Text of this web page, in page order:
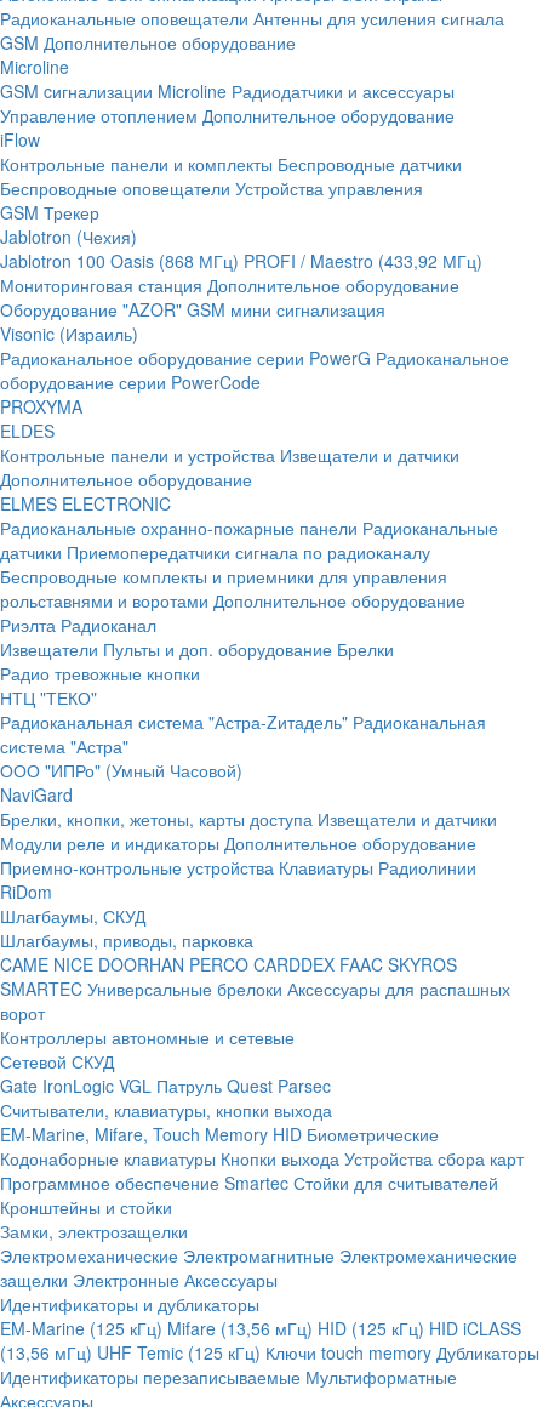
Радиоканальные оповещатели Антенны для усиления сигнала
GSM Дополнительное оборудование
Microline
GSM cигнализации Microline Радиодатчики и аксессуары
Управление отоплением Дополнительное оборудование
iFlow
Контрольные панели и комплекты Беспроводные датчики
Беспроводные оповещатели Устройства управления
GSM Трекер
Jablotron (Чехия)
Jablotron 100 Oasis (868 МГц) PROFI / Maestro (433,92 МГц)
Мониторинговая станция Дополнительное оборудование
Оборудование "AZOR" GSM мини сигнализация
Visonic (Израиль)
Радиоканальное оборудование серии PowerG Радиоканальное
оборудование серии PowerCode
PROXYMA
ELDES
Контрольные панели и устройства Извещатели и датчики
Дополнительное оборудование
ELMES ELECTRONIC
Радиоканальные охранно-пожарные панели Радиоканальные
датчики Приемопередатчики сигнала по радиоканалу
Беспроводные комплекты и приемники для управления
рольставнями и воротами Дополнительное оборудование
Риэлта Радиоканал
Извещатели Пульты и доп. оборудование Брелки
Радио тревожные кнопки
НТЦ "ТЕКО"
Радиоканальная система "Астра-Zитадель" Радиоканальная
система "Астра"
ООО "ИПРо" (Умный Часовой)
NaviGard
Брелки, кнопки, жетоны, карты доступа Извещатели и датчики
Модули реле и индикаторы Дополнительное оборудование
Приемно-контрольные устройства Клавиатуры Радиолинии
RiDom
Шлагбаумы, СКУД
Шлагбаумы, приводы, парковка
CAME NICE DOORHAN PERCO CARDDEX FAAC SKYROS
SMARTEC Универсальные брелоки Аксессуары для распашных
ворот
Контроллеры автономные и сетевые
Сетевой СКУД
Gate IronLogic VGL Патруль Quest Parsec
Считыватели, клавиатуры, кнопки выхода
EM-Marine, Mifare, Touch Memory HID Биометрические
Кодонаборные клавиатуры Кнопки выхода Устройства сбора карт
Программное обеспечение Smartec Стойки для считывателей
Кронштейны и стойки
Замки, электрозащелки
Электромеханические Электромагнитные Электромеханические
защелки Электронные Аксессуары
Идентификаторы и дубликаторы
EM-Marine (125 кГц) Mifare (13,56 мГц) HID (125 кГц) HID iCLASS
(13,56 мГц) UHF Temic (125 кГц) Ключи touch memory Дубликаторы
Идентификаторы перезаписываемые Мультиформатные
Аксессуары